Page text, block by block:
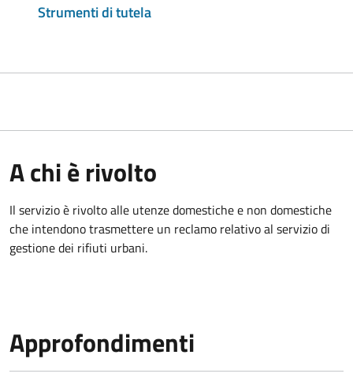
Strumenti di tutela
A chi è rivolto
Il servizio è rivolto alle utenze domestiche e non domestiche
che intendono trasmettere un reclamo relativo al servizio di
gestione dei rifiuti urbani.
Approfondimenti